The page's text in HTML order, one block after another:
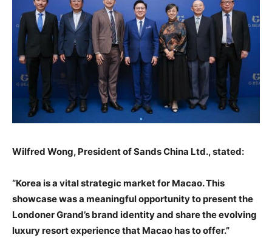
Wilfred Wong, President of Sands China Ltd., stated:
“Korea is a vital strategic market for Macao. This
showcase was a meaningful opportunity to present the
Londoner Grand’s brand identity and share the evolving
luxury resort experience that Macao has to offer.”